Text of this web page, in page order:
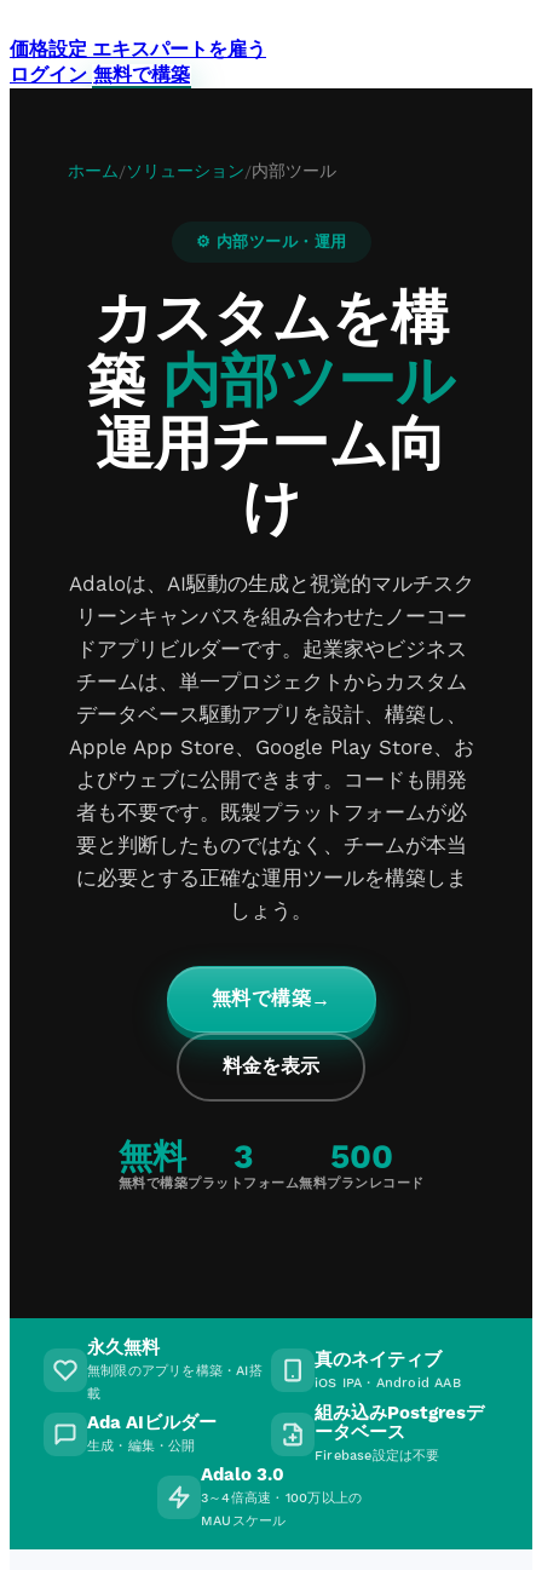
価格設定 エキスパートを雇う
ログイン 無料で構築
ホーム/ソリューション/内部ツール
⚙️ 内部ツール・運用
カスタムを構
築 内部ツール
運用チーム向
け
Adaloは、AI駆動の生成と視覚的マルチスク
リーンキャンバスを組み合わせたノーコー
ドアプリビルダーです。起業家やビジネス
チームは、単一プロジェクトからカスタム
データベース駆動アプリを設計、構築し、
Apple App Store、Google Play Store、お
よびウェブに公開できます。コードも開発
者も不要です。既製プラットフォームが必
要と判断したものではなく、チームが本当
に必要とする正確な運用ツールを構築しま
しょう。
無料で構築→
料金を表示
無料
無料で構築
3
プラットフォーム
500
無料プランレコード
永久無料
無制限のアプリを構築・AI搭
載
真のネイティブ
iOS IPA・Android AAB
Ada AIビルダー
生成・編集・公開
組み込みPostgresデ
ータベース
Firebase設定は不要
Adalo 3.0
3～4倍高速 · 100万以上の
MAUスケール